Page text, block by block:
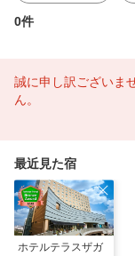
0件
誠に申し訳ございま
ん。
最近見た宿
ホテルテラスザガ